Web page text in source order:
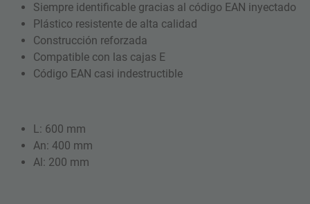
Siempre identificable gracias al código EAN inyectado
Plástico resistente de alta calidad
Construcción reforzada
Compatible con las cajas E
Código EAN casi indestructible
L: 600 mm
An: 400 mm
Al: 200 mm